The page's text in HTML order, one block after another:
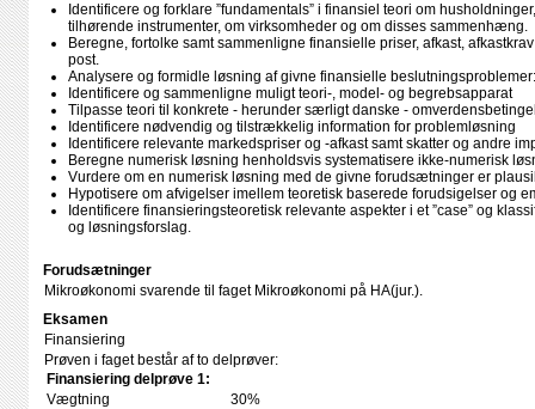
Identificere og forklare ”fundamentals” i finansiel teori om
tilhørende instrumenter, om virksomheder og om disses sammenhæng.
Beregne, fortolke samt sammenligne finansielle priser, afkast,
post.
Analysere og formidle løsning af givne finansielle beslutningsproblemer:
Identificere og sammenligne muligt teori-, model- og begrebsapparat
Tilpasse teori til konkrete - herunder særligt danske -
Identificere nødvendig og tilstrækkelig information for problemløsning
Identificere relevante markedspriser og -afkast samt skatter og andre
Beregne numerisk løsning henholdsvis systematisere ikke-numerisk
Vurdere om en numerisk løsning med de givne forudsætninger er
Hypotisere om afvigelser imellem teoretisk baserede forudsigelser og
Identificere finansieringsteoretisk relevante aspekter i et ”case” og
og løsningsforslag.
Forudsætninger
Mikroøkonomi svarende til faget Mikroøkonomi på HA(jur.).
Eksamen
Finansiering
Prøven i faget består af to delprøver:
Finansiering delprøve 1:
Vægtning
30%